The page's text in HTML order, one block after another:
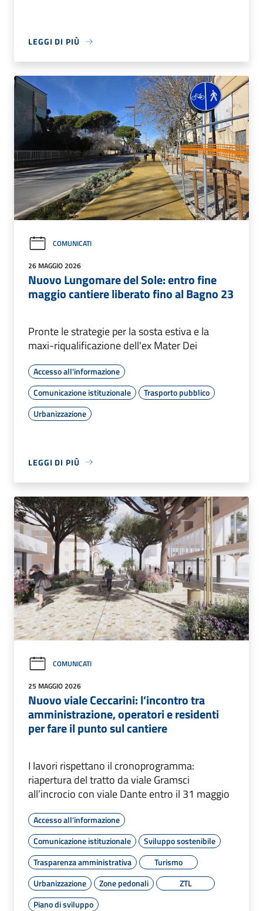
LEGGI DI PIÙ
COMUNICATI
26 MAGGIO 2026
Nuovo Lungomare del Sole: entro fine
maggio cantiere liberato fino al Bagno 23
Pronte le strategie per la sosta estiva e la
maxi-riqualificazione dell'ex Mater Dei
Accesso all'informazione
Comunicazione istituzionale
Trasporto pubblico
Urbanizzazione
LEGGI DI PIÙ
COMUNICATI
25 MAGGIO 2026
Nuovo viale Ceccarini: l’incontro tra
amministrazione, operatori e residenti
per fare il punto sul cantiere
I lavori rispettano il cronoprogramma:
riapertura del tratto da viale Gramsci
all’incrocio con viale Dante entro il 31 maggio
Accesso all'informazione
Comunicazione istituzionale
Sviluppo sostenibile
Trasparenza amministrativa
Turismo
Urbanizzazione
Zone pedonali
ZTL
Piano di sviluppo